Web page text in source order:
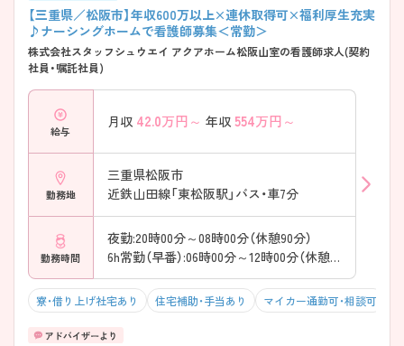
【三重県／松阪市】年収600万以上×連休取得可×福利厚生充実
♪ナーシングホームで看護師募集＜常勤＞
株式会社スタッフシュウエイ アクアホーム松阪山室の看護師求人(契約
社員・嘱託社員)
給与
月収 42.0万円～ 年収 554万円～
勤務地
三重県松阪市
近鉄山田線「東松阪駅」バス・車7分
勤務時間
夜勤:20時00分～08時00分（休憩90分）
6h常勤（早番）:06時00分～12時00分（休憩0分）
寮・借り上げ社宅あり 住宅補助・手当あり マイカー通勤可・相談可